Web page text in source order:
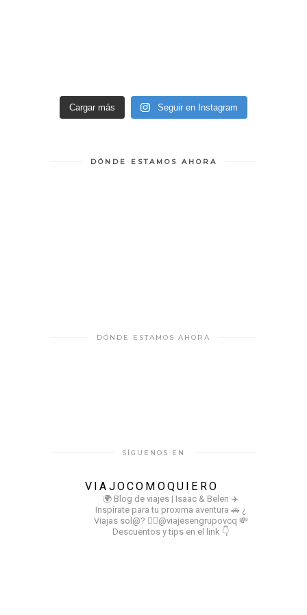
Cargar más Seguir en Instagram
DÓNDE ESTAMOS AHORA
DÓNDE ESTAMOS AHORA
SÍGUENOS EN
VIAJOCOMOQUIERO
🌍 Blog de viajes | Isaac & Belen ✈️
Inspírate para tu proxima aventura 🚗 ¿
Viajas sol@? 👉🏻@viajesengrupovcq 💸
Descuentos y tips en el link 👇